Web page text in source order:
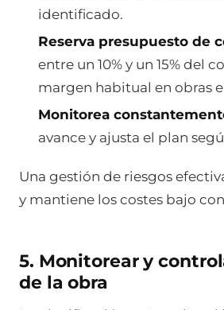
identificado.
Reserva presupuesto de
entre un 10% y un 15% del
margen habitual en obras
Monitorea
avance y ajusta el plan
Una gestión de riesgos
y mantiene los costes bajo
5. Monitorear y
de la obra